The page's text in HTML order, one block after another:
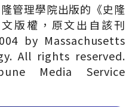
管理學院出版的《史隆
版權，原文出自該刊
by Massachusetts
All rights reserved.
Media Service